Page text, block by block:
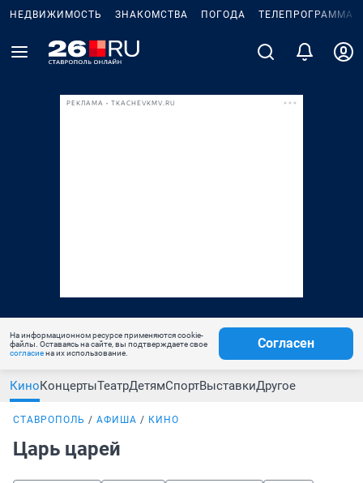
НЕДВИЖИМОСТЬ ЗНАКОМСТВА ПОГОДА ТЕЛЕПРОГРАММА
РЕКЛАМА • TKACHEVKMV.RU
На информационном ресурсе применяются cookie-
файлы. Оставаясь на сайте, вы подтверждаете свое
согласиена их использование.
Согласен
КиноКонцертыТеатрДетямСпортВыставкиДругое
СТАВРОПОЛЬ АФИША КИНО
Царь царей